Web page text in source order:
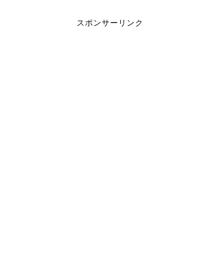
スポンサーリンク